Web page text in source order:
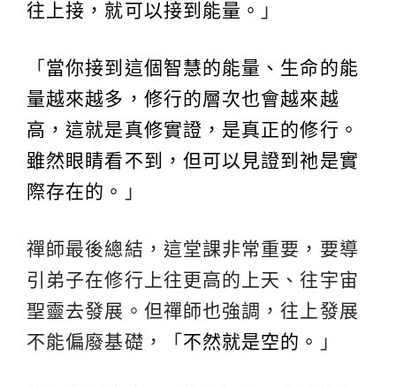
往上接，就可以接到能量。 」
「 當你接到這個智慧的能量、生命的能
量越來越多，修行的層次也會越來越
高，這就是真修實證，是真正的修行。
雖然眼睛看不到，但可以見證到祂是實
際存在的。
」
禪師最後總結，這堂課非常重要，要導
引弟子在修行上往更高的上天、往宇宙
聖靈去發展。但禪師也強調，往上發展
不能偏廢基礎，「 不然就是空的。 」